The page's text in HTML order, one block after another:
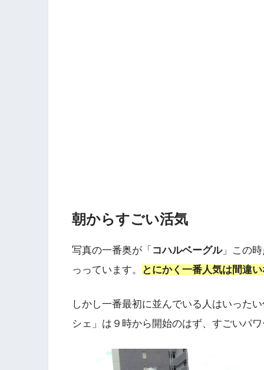
朝からすごい活気
写真の一番奥が「 コハルベーグル」この
っっています。
とにかく一番人気は間違
しかし一番最初に並んでいる人はいった
シェ」は９時から開始のはず、すごいパ